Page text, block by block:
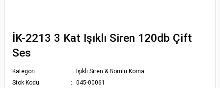
İK-2213 3 Kat Işıklı Siren 120db Çift
Ses
Kategori
Işıklı Siren & Borulu Korna
Stok Kodu
045-00061